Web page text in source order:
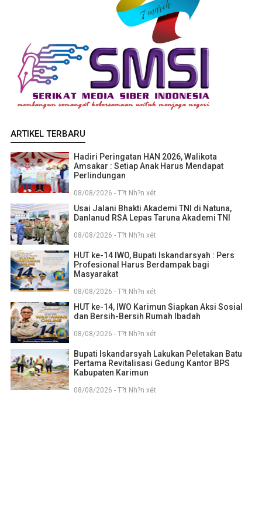
ARTIKEL TERBARU
Hadiri Peringatan HAN 2026, Walikota
Amsakar : Setiap Anak Harus Mendapat
Perlindungan
08/08/2026 - T?t Nh?n xét
Usai Jalani Bhakti Akademi TNI di Natuna,
Danlanud RSA Lepas Taruna Akademi TNI
08/08/2026 - T?t Nh?n xét
HUT ke-14 IWO, Bupati Iskandarsyah : Pers
Profesional Harus Berdampak bagi
Masyarakat
08/08/2026 - T?t Nh?n xét
HUT ke-14, IWO Karimun Siapkan Aksi Sosial
dan Bersih-Bersih Rumah Ibadah
08/08/2026 - T?t Nh?n xét
Bupati Iskandarsyah Lakukan Peletakan Batu
Pertama Revitalisasi Gedung Kantor BPS
Kabupaten Karimun
08/08/2026 - T?t Nh?n xét